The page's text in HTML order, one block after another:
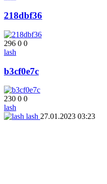
218dbf36
296 0 0
lash
b3cf0e7c
230 0 0
lash
lash 27.01.2023 03:23